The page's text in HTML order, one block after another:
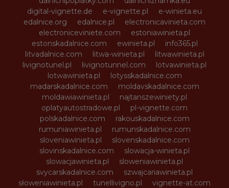
digital-vignette.de
e-vignette.pl
e-winieta.eu
edalnice.org
edalnice.pl
electronicavinieta.com
electroniceviniete.com
estoniawinieta.pl
estonskadalnice.com
ewinieta.pl
info365.pl
litvadalnice.com
litwa-winieta.pl
litwawinieta.pl
livignotunel.pl
livignotunnel.com
lotvawinieta.pl
lotwawinieta.pl
lotysskadalnice.com
madarskadalnice.com
moldavskadalnice.com
moldawiawinieta.pl
najtanszewiniety.pl
oplatyautostradowe.pl
pl-vignette.com
polskadalnice.com
rakouskadalnice.com
rumuniawinieta.pl
rumunskadalnice.com
sloveniawinieta.pl
slovenskadalnice.com
slovinskadalnice.com
slowacja-winieta.pl
slowacjawinieta.pl
sloweniawinieta.pl
svycarskadalnice.com
szwajcariawinieta.pl
słoweniawinieta.pl
tunellivigno.pl
vignette-at.com